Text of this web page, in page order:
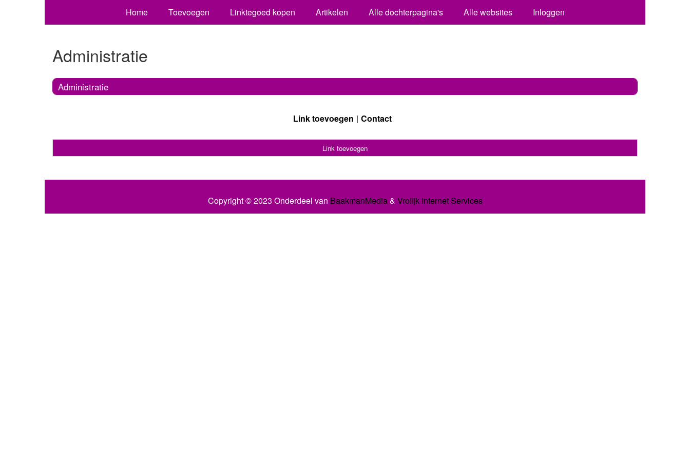
Home Toevoegen Linktegoed kopen Artikelen Alle dochterpagina's Alle websites Inloggen
Administratie
Administratie
Link toevoegen Contact
Link toevoegen
Copyright © 2023 Onderdeel van BaakmanMedia& Vrolijk Internet Services